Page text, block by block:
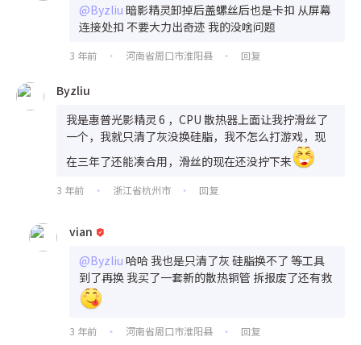
@Byzliu 暗影精灵卸掉后盖螺丝后也是卡扣 从屏幕
连接处扣 不要大力出奇迹 我的没啥问题
3 年前 • 河南省周口市淮阳县 • 回复
Byzliu
我是惠普光影精灵 6 ，CPU 散热器上面让我拧滑丝了
一个，我就只清了灰没换硅脂，我不怎么打游戏，现
在三年了还能凑合用，滑丝的现在还没拧下来
3 年前 • 浙江省杭州市 • 回复
vian
@Byzliu 哈哈 我也是只清了灰 硅脂换不了 等工具
到了再换 我买了一套新的散热铜管 拆报废了还有救
3 年前 • 河南省周口市淮阳县 • 回复